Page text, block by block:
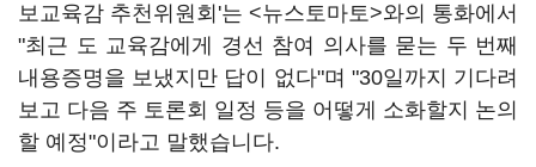
보교육감 추천위원회'는 <뉴스토마토>와의 통화에서
"최근 도 교육감에게 경선 참여 의사를 묻는 두 번째
내용증명을 보냈지만 답이 없다"며 "30일까지 기다려
보고 다음 주 토론회 일정 등을 어떻게 소화할지 논의
할 예정"이라고 말했습니다.